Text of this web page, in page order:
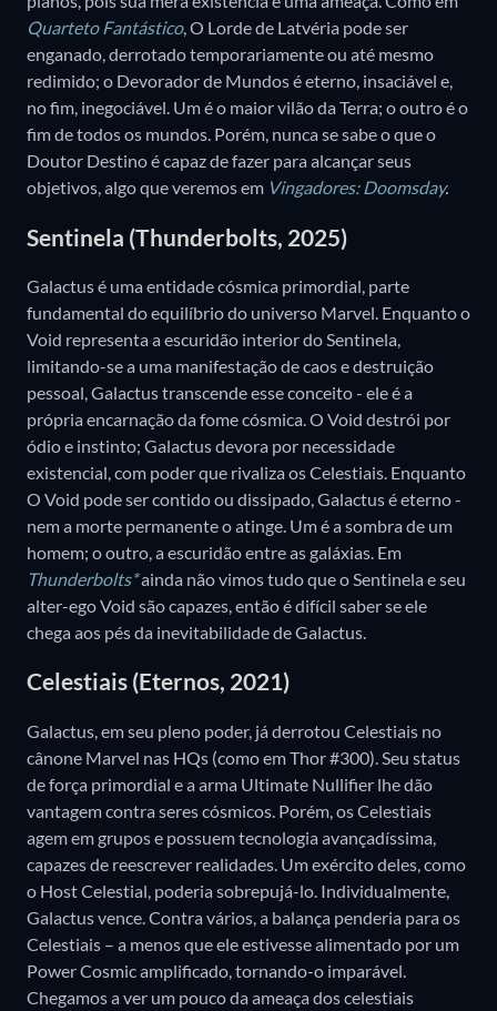
Quarteto Fantástico, O Lorde de Latvéria pode ser
enganado, derrotado temporariamente ou até mesmo
redimido; o Devorador de Mundos é eterno, insaciável e,
no fim, inegociável. Um é o maior vilão da Terra; o outro é o
fim de todos os mundos. Porém, nunca se sabe o que o
Doutor Destino é capaz de fazer para alcançar seus
objetivos, algo que veremos em Vingadores: Doomsday.
Sentinela (Thunderbolts, 2025)
Galactus é uma entidade cósmica primordial, parte
fundamental do equilíbrio do universo Marvel. Enquanto o
Void representa a escuridão interior do Sentinela,
limitando-se a uma manifestação de caos e destruição
pessoal, Galactus transcende esse conceito - ele é a
própria encarnação da fome cósmica. O Void destrói por
ódio e instinto; Galactus devora por necessidade
existencial, com poder que rivaliza os Celestiais. Enquanto
O Void pode ser contido ou dissipado, Galactus é eterno -
nem a morte permanente o atinge. Um é a sombra de um
homem; o outro, a escuridão entre as galáxias. Em
Thunderbolts*ainda não vimos tudo que o Sentinela e seu
alter-ego Void são capazes, então é difícil saber se ele
chega aos pés da inevitabilidade de Galactus.
Celestiais (Eternos, 2021)
Galactus, em seu pleno poder, já derrotou Celestiais no
cânone Marvel nas HQs (como em Thor #300). Seu status
de força primordial e a arma Ultimate Nullifier lhe dão
vantagem contra seres cósmicos. Porém, os Celestiais
agem em grupos e possuem tecnologia avançadíssima,
capazes de reescrever realidades. Um exército deles, como
o Host Celestial, poderia sobrepujá-lo. Individualmente,
Galactus vence. Contra vários, a balança penderia para os
Celestiais – a menos que ele estivesse alimentado por um
Power Cosmic amplificado, tornando-o imparável.
Chegamos a ver um pouco da ameaça dos celestiais